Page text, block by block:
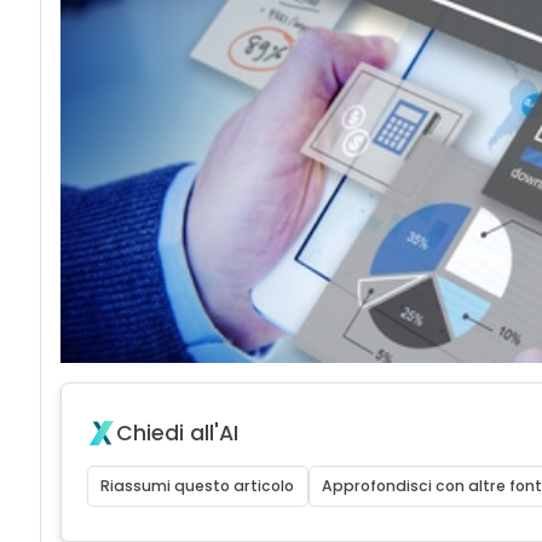
Chiedi all'AI
Riassumi questo articolo Approfondisci con altre